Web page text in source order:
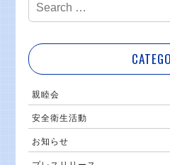
親睦会
安全衛生活動
お知らせ